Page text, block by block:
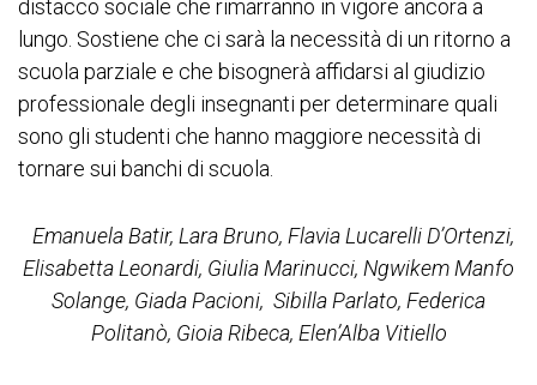
distacco sociale che rimarranno in vigore ancora a
lungo. Sostiene che ci sarà la necessità di un ritorno a
scuola parziale e che bisognerà affidarsi al giudizio
professionale degli insegnanti per determinare quali
sono gli studenti che hanno maggiore necessità di
tornare sui banchi di scuola.
Emanuela Batir, Lara Bruno, Flavia Lucarelli D’Ortenzi,
Elisabetta Leonardi, Giulia Marinucci, Ngwikem Manfo
Solange, Giada Pacioni, Sibilla Parlato, Federica
Politanò, Gioia Ribeca, Elen’Alba Vitiello